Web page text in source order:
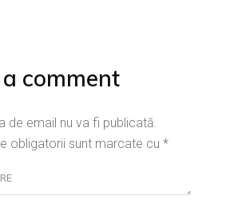
comment
de email nu va fi publicată.
obligatorii sunt marcate cu *